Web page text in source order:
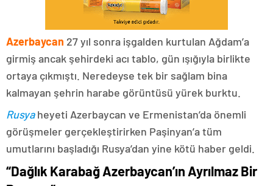
Azerbaycan 27 yıl sonra işgalden kurtulan Ağdam’a
girmiş ancak şehirdeki acı tablo, gün ışığıyla birlikte
ortaya çıkmıştı. Neredeyse tek bir sağlam bina
kalmayan şehrin harabe görüntüsü yürek burktu.
Rusyaheyeti Azerbaycan ve Ermenistan’da önemli
görüşmeler gerçekleştirirken Paşinyan’a tüm
umutlarını başladığı Rusya’dan yine kötü haber geldi.
“Dağlık Karabağ Azerbaycan’ın Ayrılmaz Bir